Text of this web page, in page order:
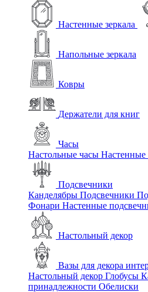
Настенные зеркала
Напольные зеркала
Ковры
Держатели для книг
Часы
Настольные часы Настенные
Подсвечники
Канделябры Подсвечники
Фонари Настенные
Настольный декор
Вазы для декора
Настольный декор Глобусы
принадлежности Обелиски